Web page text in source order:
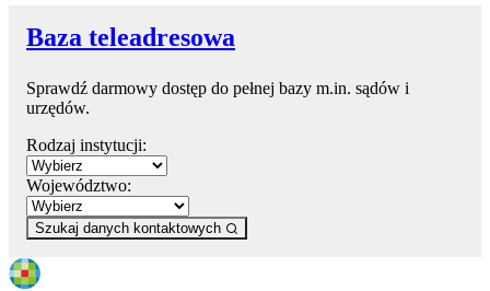
Baza teleadresowa
Sprawdź darmowy dostęp do pełnej bazy m.in. sądów i
urzędów.
Rodzaj instytucji:
Województwo:
Szukaj danych kontaktowych